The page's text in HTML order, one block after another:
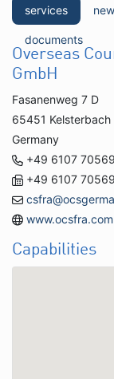
services
documents
Overseas
GmbH
Fasanenweg 7 D
65451 Kelsterbach
Germany
+49 6107
+49 6107
www.ocsfra.com
Capabilities